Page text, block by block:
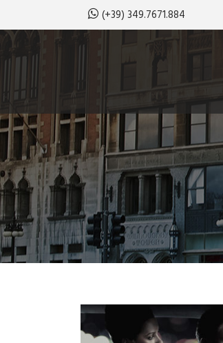
(+39) 349.7671.884